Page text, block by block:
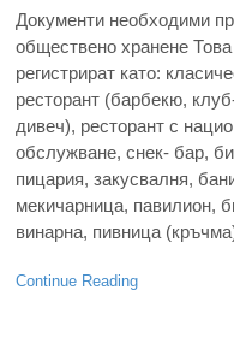
Документи необходими
обществено хранене
регистрират като:
ресторант (барбекю,
дивеч), ресторант с
обслужване, снек- бар,
пицария, закусвалня,
мекичарница, павилион,
винарна, пивница
Continue Reading